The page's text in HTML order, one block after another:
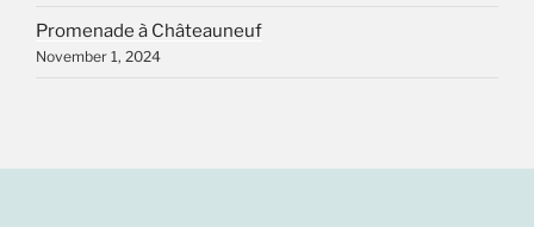
Promenade à Châteauneuf
November 1, 2024